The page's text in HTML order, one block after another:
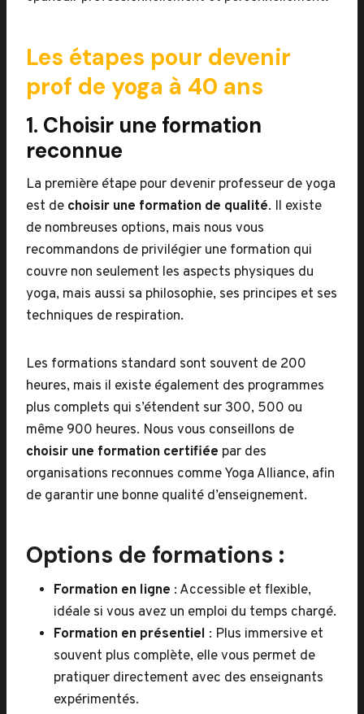
Les étapes pour devenir
prof de yoga à 40 ans
1. Choisir une formation
reconnue
La première étape pour devenir professeur de yoga
est de choisir une formation de qualité. Il existe
de nombreuses options, mais nous vous
recommandons de privilégier une formation qui
couvre non seulement les aspects physiques du
yoga, mais aussi sa philosophie, ses principes et ses
techniques de respiration.
Les formations standard sont souvent de 200
heures, mais il existe également des programmes
plus complets qui s’étendent sur 300, 500 ou
même 900 heures. Nous vous conseillons de
choisir une formation certifiée par des
organisations reconnues comme Yoga Alliance, afin
de garantir une bonne qualité d’enseignement.
Options de formations :
Formation en ligne : Accessible et flexible,
idéale si vous avez un emploi du temps chargé.
Formation en présentiel : Plus immersive et
souvent plus complète, elle vous permet de
pratiquer directement avec des enseignants
expérimentés.